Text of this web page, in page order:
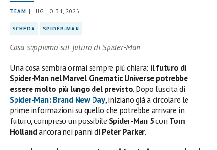
TEAM | LUGLIO 31, 2026
SCHEDA SPIDER-MAN
Cosa sappiamo sul futuro di Spider-Man
Una cosa sembra ormai sempre più chiara: il futuro di
Spider-Man nel Marvel Cinematic Universe potrebbe
essere molto più lungo del previsto. Dopo l’uscita di
Spider-Man: Brand New Day, iniziano già a circolare le
prime informazioni su quello che potrebbe arrivare in
futuro, compreso un possibile Spider-Man 5con Tom
Hollandancora nei panni di Peter Parker.